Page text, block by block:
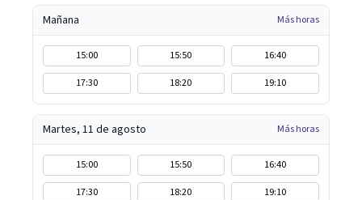
Mañana Más horas
15:00 15:50
16:40
17:30
18:20 19:10
Martes, 11 de agosto Más horas
15:00 15:50
16:40
17:30
18:20 19:10